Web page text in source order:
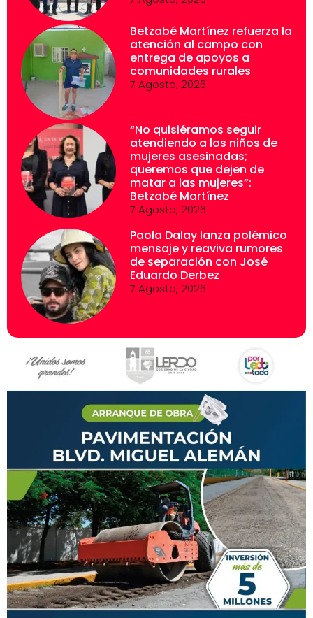
Betzabé Martínez refuerza la
atención al campo con
entrega de apoyos a
comunidades rurales
7 Agosto, 2026
“No quisiéramos seguir
atendiendo a los niños de
mujeres asesinadas;
queremos que dejen de
matar a las mujeres”:
Betzabé Martínez
7 Agosto, 2026
Paola Dalay lanza polémico
mensaje y reaviva rumores
de separación con José
Eduardo Derbez
7 Agosto, 2026